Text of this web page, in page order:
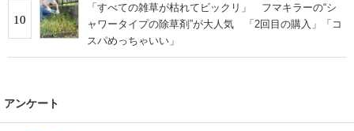
10
「すべての雑草が枯れてビックリ」 フマキラーの“シ
ャワータイプの除草剤”が大人気 「2回目の購入」「コ
スパめっちゃいい」
アンケート